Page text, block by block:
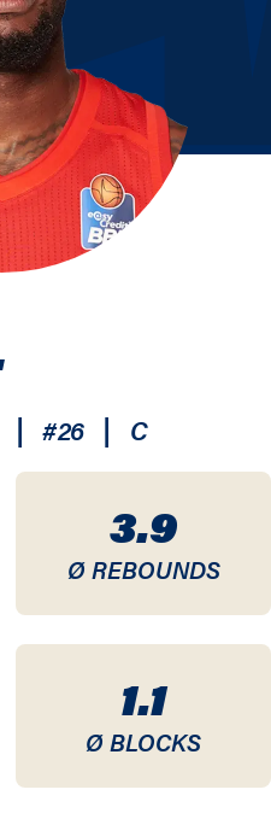
3.9
Ø REBOUNDS
1.1
Ø BLOCKS
| #26 | C